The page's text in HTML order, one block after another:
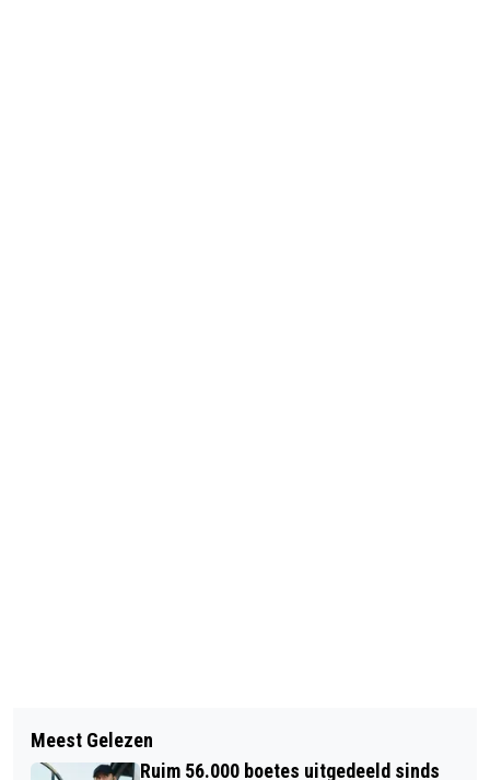
‘FISCALIST ZETTE NIET AAN TOT
BELASTINGFRAUDE’
DÉ HOTSPOTS IN AMSTERDAM MET
Meest Gelezen
Ruim 56.000 boetes uitgedeeld sinds